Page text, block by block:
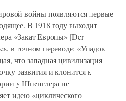
войны появляются первые
В 1918 году выходит
«Закат Европы» [Der
в точном переводе: «Упадок
что западная цивилизация
развития и клонится к
у Шпенглера не
идею «циклического